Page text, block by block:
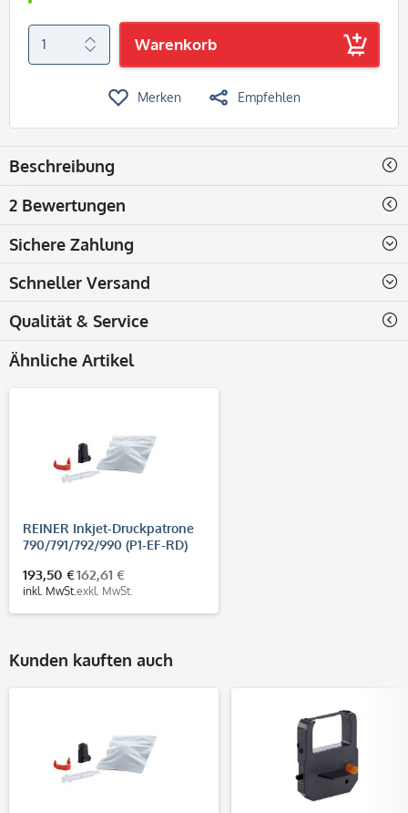
Warenkorb
Merken Empfehlen
Beschreibung
2 Bewertungen
Sichere Zahlung
Schneller Versand
Qualität & Service
Ähnliche Artikel
REINER Inkjet-Druckpatrone
790/791/792/990 (P1-EF-RD)
193,50 €
inkl. MwSt.
162,61 €
exkl. MwSt.
Kunden kauften auch